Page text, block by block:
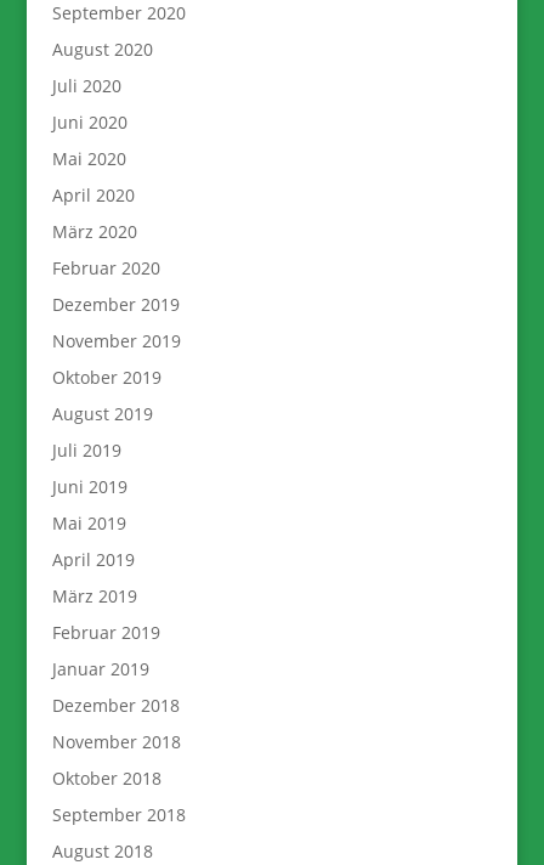
September 2020
August 2020
Juli 2020
Juni 2020
Mai 2020
April 2020
März 2020
Februar 2020
Dezember 2019
November 2019
Oktober 2019
August 2019
Juli 2019
Juni 2019
Mai 2019
April 2019
März 2019
Februar 2019
Januar 2019
Dezember 2018
November 2018
Oktober 2018
September 2018
August 2018